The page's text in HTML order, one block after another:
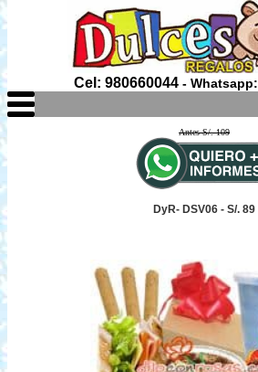
Cel: 980660044- Whatsapp:
Antes S/. 109
DyR- DSV06 - S/. 89